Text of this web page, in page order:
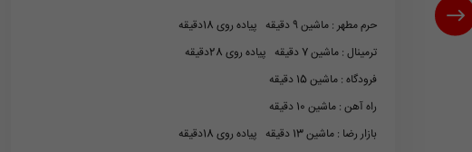
حرم مطهر : ماشین 9 دقیقه پیاده روی 18دقیقه
ترمینال : ماشین 7 دقیقه پیاده روی 28دقیقه
فرودگاه : ماشین 15 دقیقه
راه آهن : ماشین 10 دقیقه
بازار رضا : ماشین 13 دقیقه پیاده روی 18دقیقه